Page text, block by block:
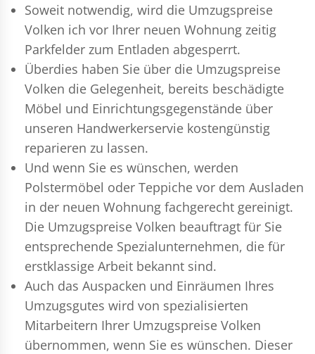
Soweit notwendig, wird die Umzugspreise
Volken ich vor Ihrer neuen Wohnung zeitig
Parkfelder zum Entladen abgesperrt.
Überdies haben Sie über die Umzugspreise
Volken die Gelegenheit, bereits beschädigte
Möbel und Einrichtungsgegenstände über
unseren Handwerkerservie kostengünstig
reparieren zu lassen.
Und wenn Sie es wünschen, werden
Polstermöbel oder Teppiche vor dem Ausladen
in der neuen Wohnung fachgerecht gereinigt.
Die Umzugspreise Volken beauftragt für Sie
entsprechende Spezialunternehmen, die für
erstklassige Arbeit bekannt sind.
Auch das Auspacken und Einräumen Ihres
Umzugsgutes wird von spezialisierten
Mitarbeitern Ihrer Umzugspreise Volken
übernommen, wenn Sie es wünschen. Dieser